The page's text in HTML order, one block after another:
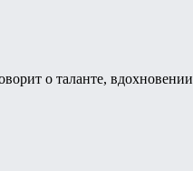
о таланте,